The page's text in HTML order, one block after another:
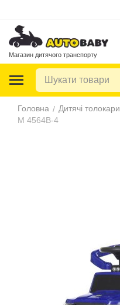
Магазин дитячого транспорту
Головна / Дитячі толокари
M 4564B-4